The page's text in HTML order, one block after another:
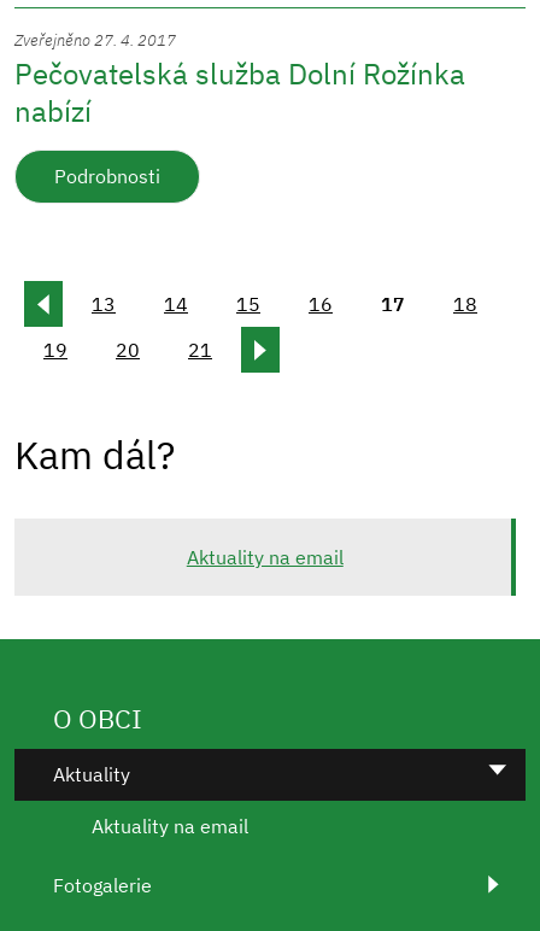
Zveřejněno 27. 4. 2017
Pečovatelská služba Dolní Rožínka
nabízí
Podrobnosti
13 14 15 16 17
18
19
20 21
Kam dál?
Aktuality na email
O OBCI
Aktuality
Aktuality na email
Fotogalerie